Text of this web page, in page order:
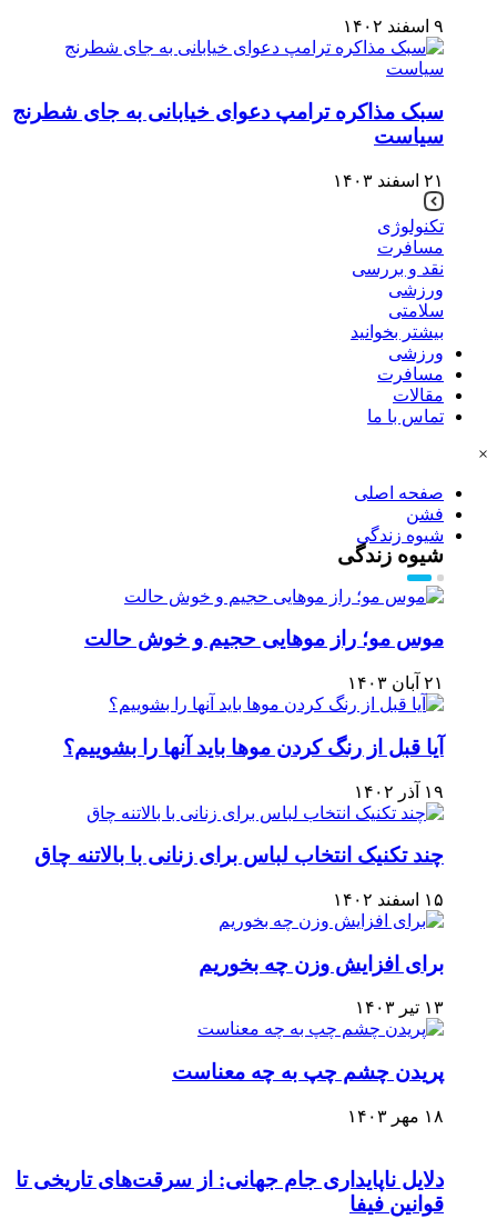
۹ اسفند ۱۴۰۲
سبک مذاکره ترامپ دعوای خیابانی به جای شطرنج
سیاست
۲۱ اسفند ۱۴۰۳
تکنولوژی
مسافرت
نقد و بررسی
ورزشی
سلامتی
بیشتر بخوانید
ورزشی
مسافرت
مقالات
تماس با ما
×
صفحه اصلی
فشن
شیوه زندگی
شیوه زندگی
موس مو؛ راز موهایی حجیم و خوش حالت
۲۱ آبان ۱۴۰۳
آیا قبل از رنگ کردن موها باید آنها را بشوییم؟
۱۹ آذر ۱۴۰۲
چند تکنیک انتخاب لباس برای زنانی با بالاتنه چاق
۱۵ اسفند ۱۴۰۲
برای افزایش وزن چه بخوریم
۱۳ تیر ۱۴۰۳
پریدن چشم چپ به چه معناست
۱۸ مهر ۱۴۰۳
دلایل ناپایداری جام جهانی: از سرقت‌های تاریخی تا
قوانین فیفا